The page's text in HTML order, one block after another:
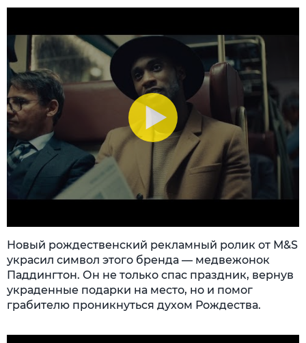
Новый рождественский рекламный ролик от М&S
украсил символ этого бренда — медвежонок
Паддингтон. Он не только спас праздник, вернув
украденные подарки на место, но и помог
грабителю проникнуться духом Рождества.